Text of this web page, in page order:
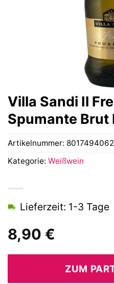
Villa Sandi Il
Spumante Brut
8,90 €
Lieferzeit: 1-3 Tage
ZUM
Artikelnummer:
Kategorie: Weißwein